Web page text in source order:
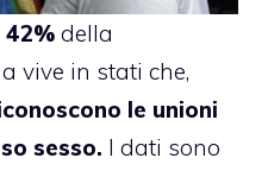
42% della
vive in stati che,
le unioni
sesso. I dati sono